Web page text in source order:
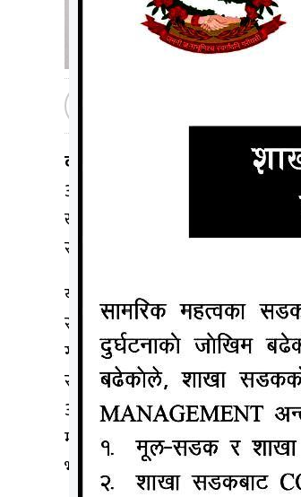
काठमाडौँ, २८ मङ्सिर (मधेश टप):-
अवार्ड पुस २८ गते हुने भएको छ ।
खेलकुद पत्रकार मञ्चले जनाएको छ ।
सातदोबाटोस्थित कराँते हलमा गर्न
यस पटक १० विधामा अवार्ड प्रदान
स्पेशल अवार्ड, लाइभ टाइम
गरिने अध्यक्ष सुवेदीले बताउनुभयो ।
राष्ट्रिय प्रतियोगितामा गरेको
आयोजक संस्थाले जनाएको छ ।
मोटरसाइकलको नेपालका लागि
भएको छ । एनएसजेएफका अध्यक्ष